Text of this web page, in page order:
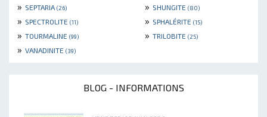
» SEPTARIA (26) » SHUNGITE (80)
» SPECTROLITE (11) » SPHALÉRITE (15)
» TOURMALINE (99) » TRILOBITE (25)
» VANADINITE (39)
BLOG - INFORMATIONS